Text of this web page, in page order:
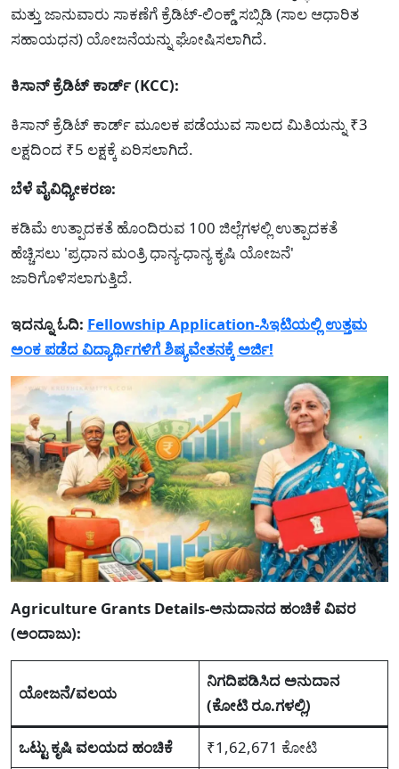
ಮತ್ತು ಜಾನುವಾರು ಸಾಕಣೆಗೆ ಕ್ರೆಡಿಟ್-ಲಿಂಕ್ಡ್ ಸಬ್ಸಿಡಿ (ಸಾಲ ಆಧಾರಿತ
ಸಹಾಯಧನ) ಯೋಜನೆಯನ್ನು ಘೋಷಿಸಲಾಗಿದೆ.
ಕಿಸಾನ್ ಕ್ರೆಡಿಟ್ ಕಾರ್ಡ್ (KCC):
ಕಿಸಾನ್ ಕ್ರೆಡಿಟ್ ಕಾರ್ಡ್ ಮೂಲಕ ಪಡೆಯುವ ಸಾಲದ ಮಿತಿಯನ್ನು ₹3
ಲಕ್ಷದಿಂದ ₹5 ಲಕ್ಷಕ್ಕೆ ಏರಿಸಲಾಗಿದೆ.
ಬೆಳೆ ವೈವಿಧ್ಯೀಕರಣ:
ಕಡಿಮೆ ಉತ್ಪಾದಕತೆ ಹೊಂದಿರುವ 100 ಜಿಲ್ಲೆಗಳಲ್ಲಿ ಉತ್ಪಾದಕತೆ
ಹೆಚ್ಚಿಸಲು 'ಪ್ರಧಾನ ಮಂತ್ರಿ ಧಾನ್ಯ-ಧಾನ್ಯ ಕೃಷಿ ಯೋಜನೆ'
ಜಾರಿಗೊಳಿಸಲಾಗುತ್ತಿದೆ.
ಇದನ್ನೂ ಓದಿ: Fellowship Application-ಸಿಇಟಿಯಲ್ಲಿ ಉತ್ತಮ
ಅಂಕ ಪಡೆದ ವಿದ್ಯಾರ್ಥಿಗಳಿಗೆ ಶಿಷ್ಯವೇತನಕ್ಕೆ ಅರ್ಜಿ!
Agriculture Grants Details-ಅನುದಾನದ ಹಂಚಿಕೆ ವಿವರ
(ಅಂದಾಜು):
ಯೋಜನೆ/ವಲಯ
ನಿಗದಿಪಡಿಸಿದ ಅನುದಾನ
(ಕೋಟಿ ರೂ.ಗಳಲ್ಲಿ)
ಒಟ್ಟು ಕೃಷಿ ವಲಯದ ಹಂಚಿಕೆ ₹1,62,671 ಕೋಟಿ